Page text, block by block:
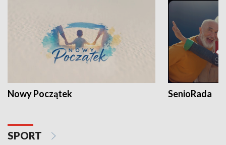
Nowy Początek SenioRada
SPORT